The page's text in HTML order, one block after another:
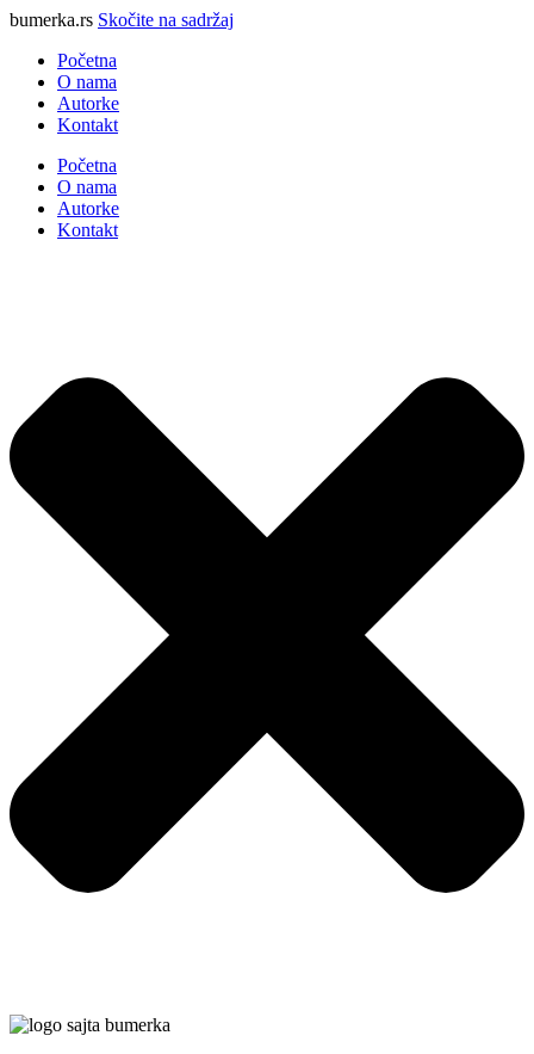
bumerka.rs Skočite na sadržaj
Početna
O nama
Autorke
Kontakt
Početna
O nama
Autorke
Kontakt